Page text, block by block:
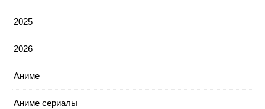
2025
2026
Аниме
Аниме сериалы